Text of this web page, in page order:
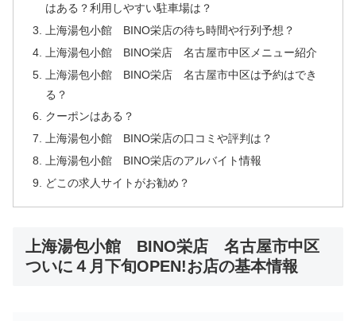
はある？利用しやすい駐車場は？
上海湯包小館 BINO栄店の待ち時間や行列予想？
上海湯包小館 BINO栄店 名古屋市中区メニュー紹介
上海湯包小館 BINO栄店 名古屋市中区は予約はでき
る？
クーポンはある？
上海湯包小館 BINO栄店の口コミや評判は？
上海湯包小館 BINO栄店のアルバイト情報
どこの求人サイトがお勧め？
上海湯包小館 BINO栄店 名古屋市中区
ついに４月下旬OPEN!お店の基本情報